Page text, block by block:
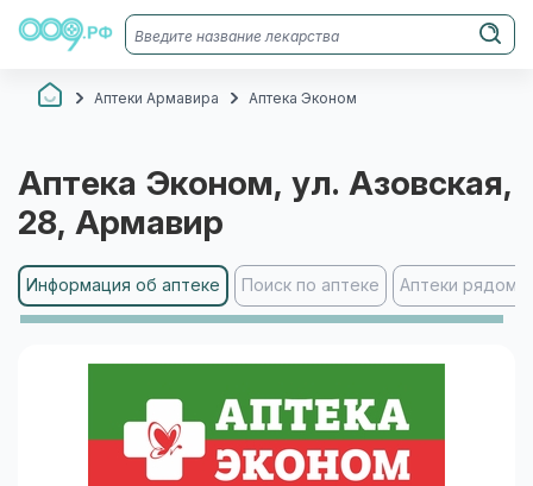
Аптеки Армавира Аптека Эконом
Аптека Эконом, ул. Азовская,
28, Армавир
Информация об аптеке Поиск по аптеке Аптеки рядом